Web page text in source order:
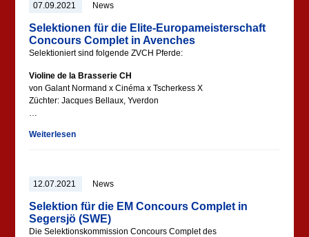
07.09.2021 News
Selektionen für die Elite-Europameisterschaft
Concours Complet in Avenches
Selektioniert sind folgende ZVCH Pferde:
Violine de la Brasserie CH
von Galant Normand x Cinéma x Tscherkess X
Züchter: Jacques Bellaux, Yverdon
…
Weiterlesen
12.07.2021 News
Selektion für die EM Concours Complet in
Segersjö (SWE)
Die Selektionskommission Concours Complet des